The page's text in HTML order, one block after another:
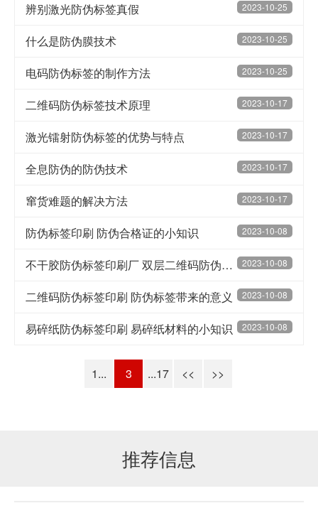
2023-10-25
辨别激光防伪标签真假
2023-10-25
什么是防伪膜技术
2023-10-25
电码防伪标签的制作方法
2023-10-17
二维码防伪标签技术原理
2023-10-17
激光镭射防伪标签的优势与特点
2023-10-17
全息防伪的防伪技术
2023-10-17
窜货难题的解决方法
2023-10-08
防伪标签印刷 防伪合格证的小知识
2023-10-08
不干胶防伪标签印刷厂 双层二维码防伪标签小知识
2023-10-08
二维码防伪标签印刷 防伪标签带来的意义
2023-10-08
易碎纸防伪标签印刷 易碎纸材料的小知识
1... 3 ...17 << >>
推荐信息